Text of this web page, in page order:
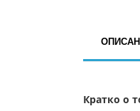
Кратко о